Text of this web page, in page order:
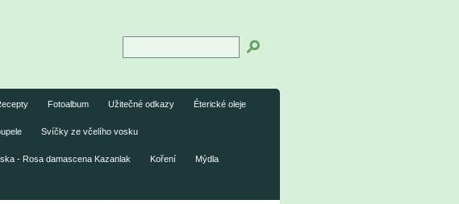
Fotoalbum Užitečné odkazy Éterické oleje
Svíčky ze včelího vosku
- Rosa damascena Kazanlak Koření Mýdla